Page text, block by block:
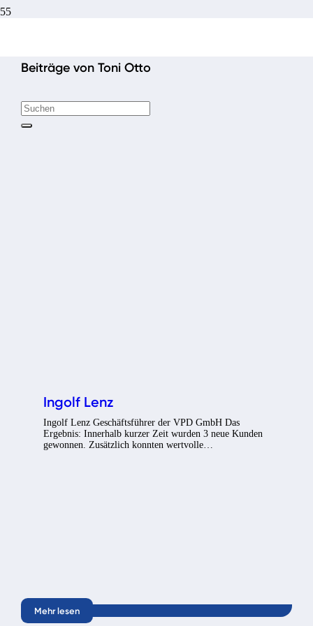
Beiträge von Toni Otto
Ingolf Lenz
Ingolf Lenz Geschäftsführer der VPD GmbH Das
Ergebnis: Innerhalb kurzer Zeit wurden 3 neue Kunden
gewonnen. Zusätzlich konnten wertvolle…
Mehr lesen